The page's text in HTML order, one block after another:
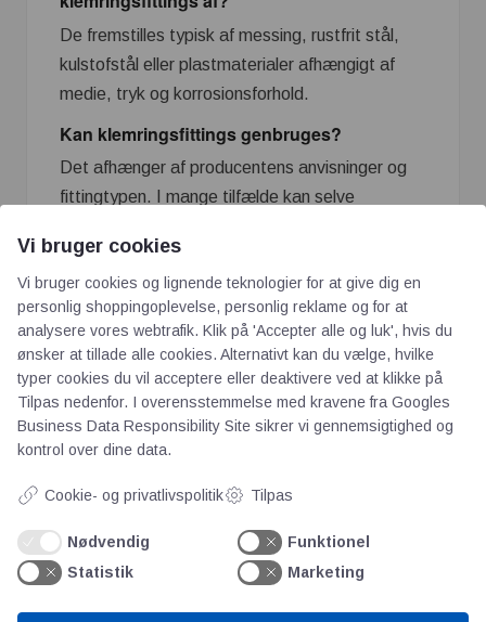
De fremstilles typisk af messing, rustfrit stål,
kulstofstål eller plastmaterialer afhængigt af
medie, tryk og korrosionsforhold.
Kan klemringsfittings genbruges?
Det afhænger af producentens anvisninger og
fittingtypen. I mange tilfælde kan selve
udskiftes for at sikre optimal tæthed.
Kan klemringsfittings anvendes ved højt
tryk?
Ja. Mange industrielle klemringsfittings er
udviklet til højtryksapplikationer, men
trykgrænsen afhænger af materialevalg,
dimension og producentens specifikationer.
Korrekt montering sikrer, at klemringen
deformeres korrekt omkring røret og danner en
tæt forbindelse. Fejlmontering eller
Vi bruger cookies
Vi bruger cookies og lignende teknologier for at give dig en
personlig shoppingoplevelse, personlig reklame og for at
analysere vores webtrafik. Klik på 'Accepter alle og luk', hvis du
ønsker at tillade alle cookies. Alternativt kan du vælge, hvilke
typer cookies du vil acceptere eller deaktivere ved at klikke på
Tilpas nedenfor. I overensstemmelse med kravene fra Googles
Business Data Responsibility Site sikrer vi gennemsigtighed og
kontrol over dine data.
Cookie- og privatlivspolitik Tilpas
Nødvendig
Funktionel
Statistik
Marketing